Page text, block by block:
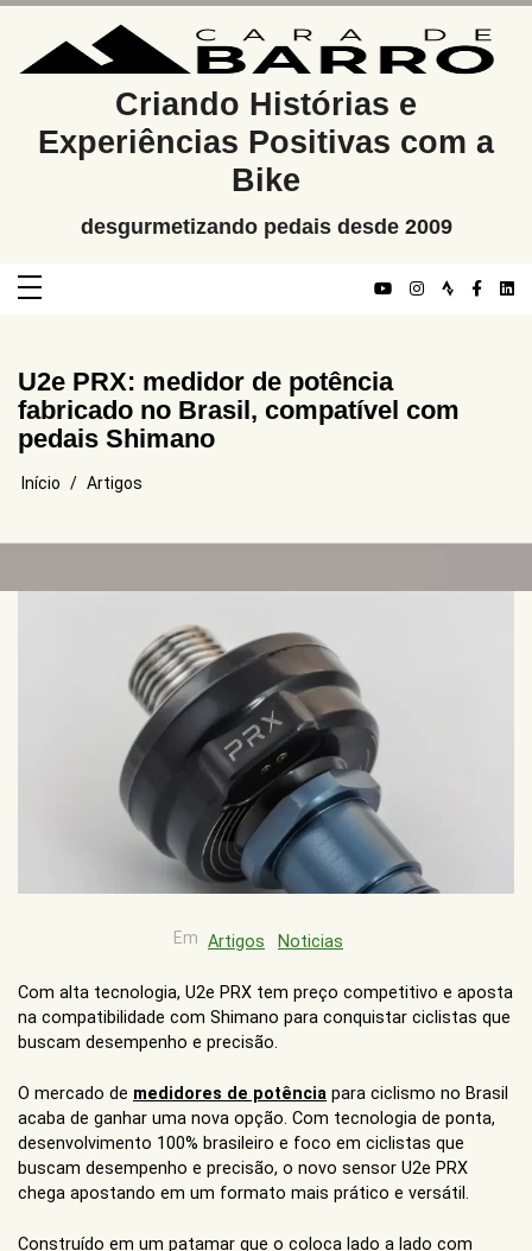
Pular
conteúdo
Criando Histórias e
Experiências Positivas com a
Bike
desgurmetizando pedais desde 2009
U2e PRX: medidor de potência
fabricado no Brasil, compatível com
pedais Shimano
Início Artigos
Em Artigos Noticias
Com alta tecnologia, U2e PRX tem preço competitivo e aposta
na compatibilidade com Shimano para conquistar ciclistas que
buscam desempenho e precisão.
O mercado de medidores de potência para ciclismo no Brasil
acaba de ganhar uma nova opção. Com tecnologia de ponta,
desenvolvimento 100% brasileiro e foco em ciclistas que
buscam desempenho e precisão, o novo sensor U2e PRX
chega apostando em um formato mais prático e versátil.
Construído em um patamar que o coloca lado a lado com